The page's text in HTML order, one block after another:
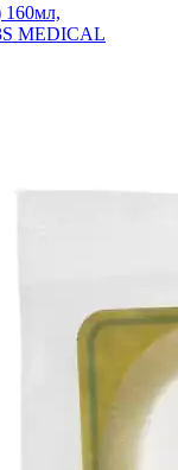
160мл,
MEDICAL